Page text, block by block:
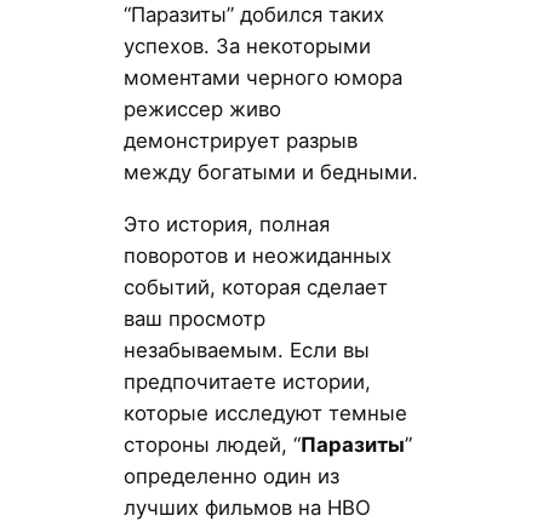
“Паразиты” добился таких
успехов. За некоторыми
моментами черного юмора
режиссер живо
демонстрирует разрыв
между богатыми и бедными.
Это история, полная
поворотов и неожиданных
событий, которая сделает
ваш просмотр
незабываемым. Если вы
предпочитаете истории,
которые исследуют темные
стороны людей, “Паразиты”
определенно один из
лучших фильмов на HBO